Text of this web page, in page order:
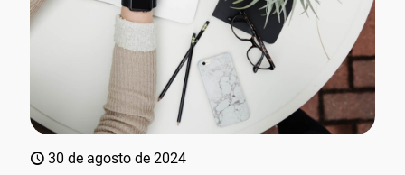
30 de agosto de 2024